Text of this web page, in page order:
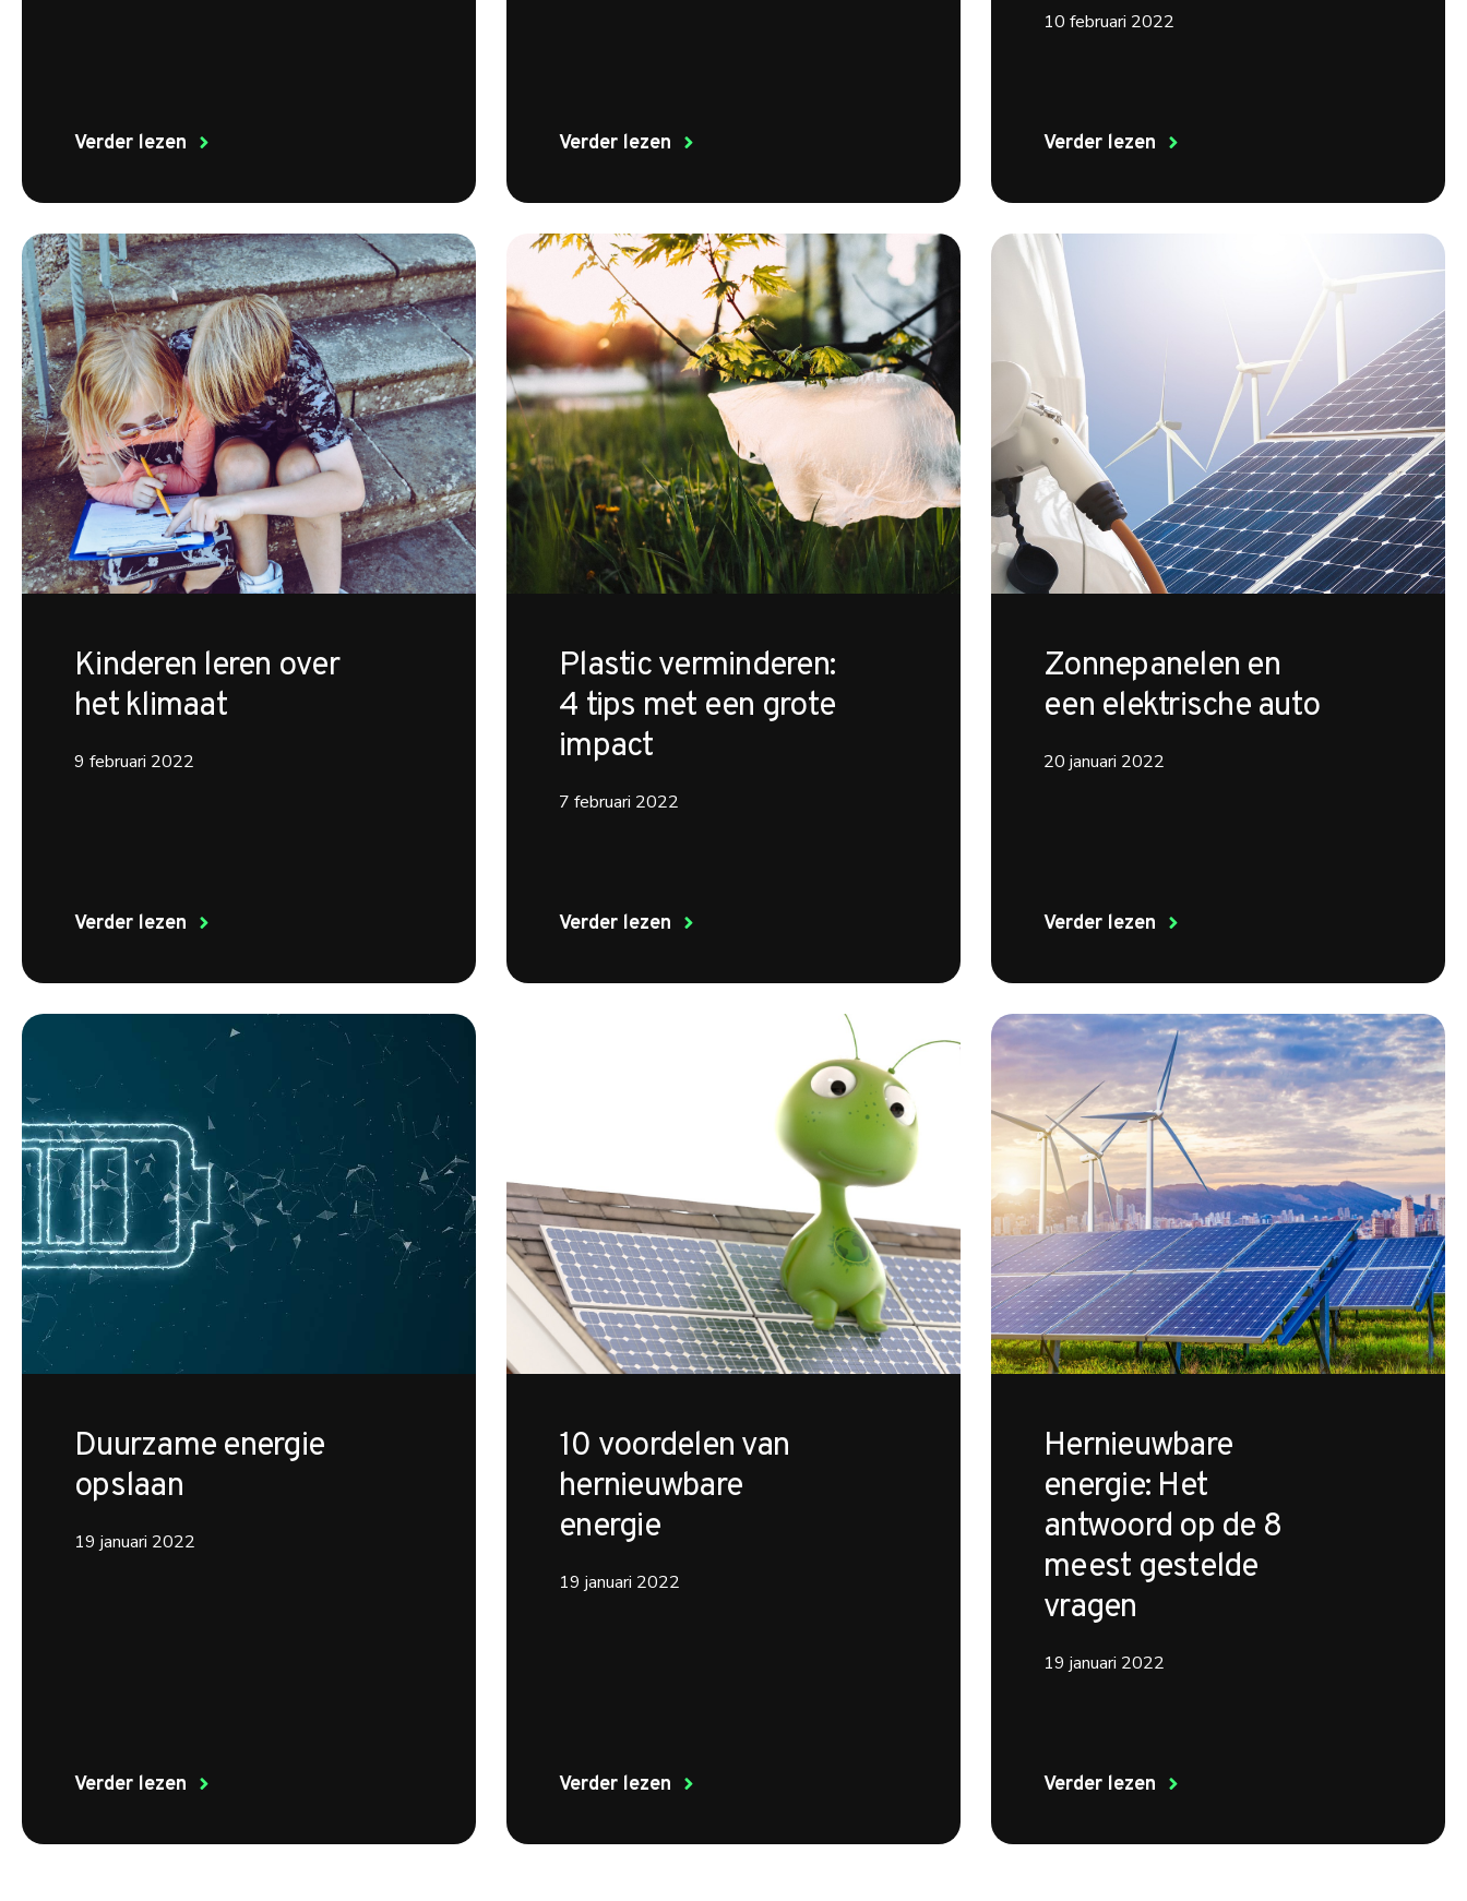
Verder lezen Verder lezen
10 februari 2022
Verder lezen
Kinderen leren over
het klimaat
9 februari 2022
Verder lezen
Plastic verminderen:
4 tips met een grote
impact
7 februari 2022
Verder lezen
Zonnepanelen en
een elektrische auto
20 januari 2022
Verder lezen
Duurzame energie
opslaan
19 januari 2022
Verder lezen
10 voordelen van
hernieuwbare
energie
19 januari 2022
Verder lezen
Hernieuwbare
energie: Het
antwoord op de 8
meest gestelde
vragen
19 januari 2022
Verder lezen